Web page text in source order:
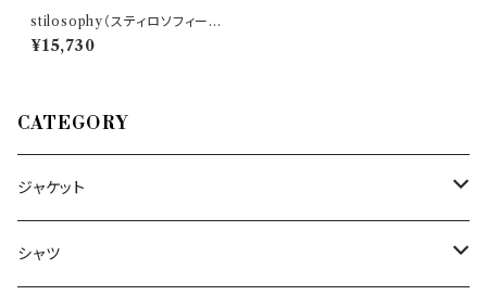
stilosophy（スティロソフィー・
インダストリー） 長袖シャツ CA
NIPE2024 27404
¥15,730
CATEGORY
ジャケット
～44/S
シャツ